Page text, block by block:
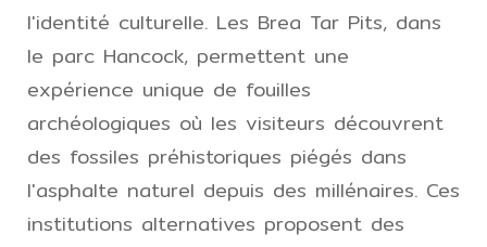
l'identité culturelle. Les Brea Tar Pits, dans
le parc Hancock, permettent une
expérience unique de fouilles
archéologiques où les visiteurs découvrent
des fossiles préhistoriques piégés dans
l'asphalte naturel depuis des millénaires. Ces
institutions alternatives proposent des